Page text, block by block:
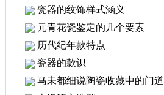
瓷器的纹饰样式涵义
元青花瓷鉴定的几个要素
历代纪年款特点
瓷器的款识
马未都细说陶瓷收藏中的门道